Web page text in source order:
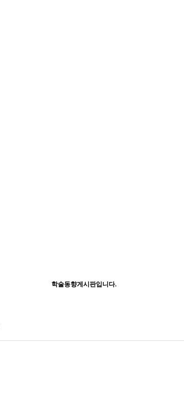
학술동향게시판입니다.